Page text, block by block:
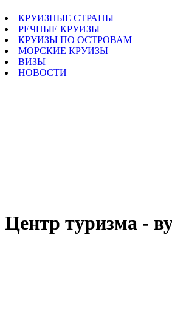
КРУИЗНЫЕ СТРАНЫ
РЕЧНЫЕ КРУИЗЫ
КРУИЗЫ ПО ОСТРОВАМ
МОРСКИЕ КРУИЗЫ
ВИЗЫ
НОВОСТИ
Центр туризма -